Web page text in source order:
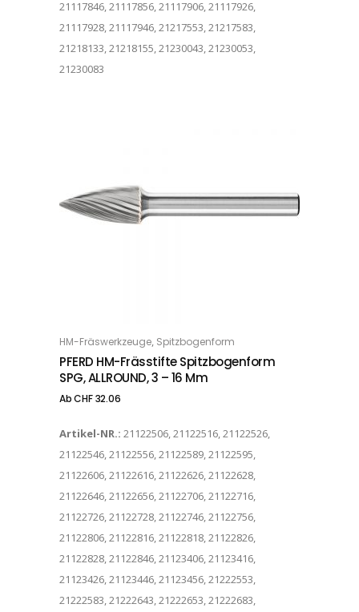
21117846, 21117856, 21117906, 21117926,
21117928, 21117946, 21217553, 21217583,
21218133, 21218155, 21230043, 21230053,
21230083
OPTIONS
HM-Fräswerkzeuge, Spitzbogenform
PFERD HM-Frässtifte Spitzbogenform
SPG, ALLROUND, 3 – 16 Mm
AbCHF32.06
Artikel-NR.: 21122506, 21122516, 21122526,
21122546, 21122556, 21122589, 21122595,
21122606, 21122616, 21122626, 21122628,
21122646, 21122656, 21122706, 21122716,
21122726, 21122728, 21122746, 21122756,
21122806, 21122816, 21122818, 21122826,
21122828, 21122846, 21123406, 21123416,
21123426, 21123446, 21123456, 21222553,
21222583, 21222643, 21222653, 21222683,